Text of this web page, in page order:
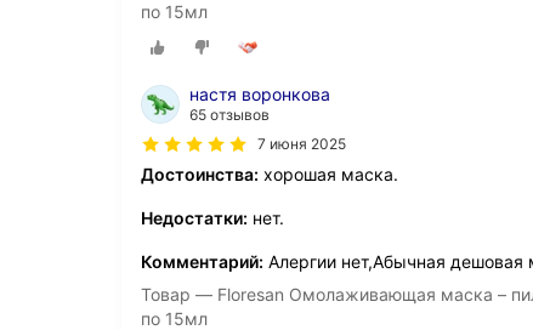
по 15мл
настя воронкова
65 отзывов
7 июня 2025
Достоинства: хорошая маска.
Недостатки: нет.
Комментарий: Алергии нет,Абычная дешовая
Товар — Floresan Омолаживающая маска –
по 15мл